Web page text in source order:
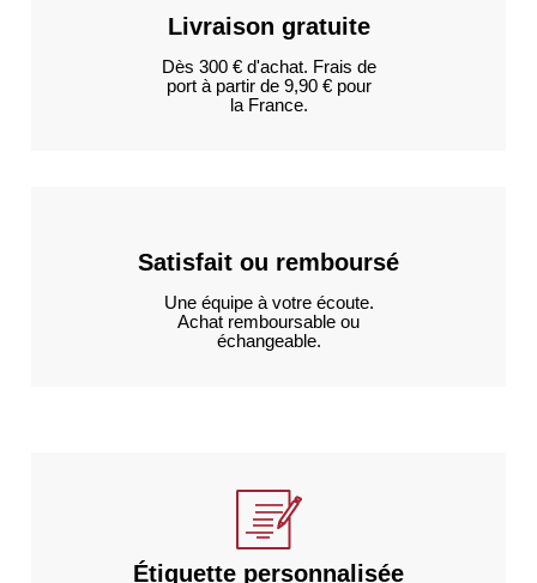
Livraison gratuite
Dès 300 € d'achat. Frais de
port à partir de 9,90 € pour
la France.
Satisfait ou remboursé
Une équipe à votre écoute.
Achat remboursable ou
échangeable.
Étiquette personnalisée